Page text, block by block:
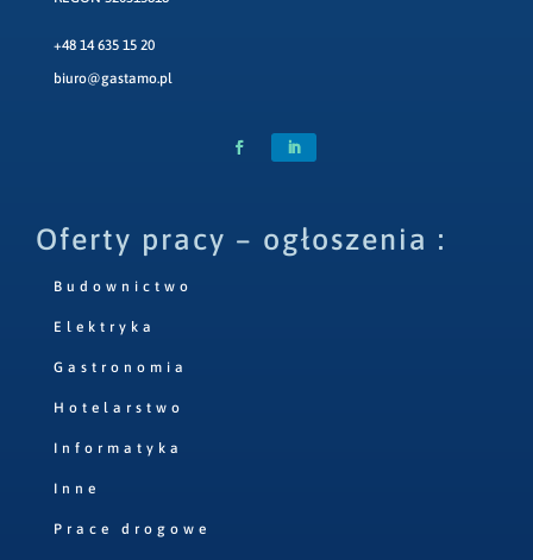
+48 14 635 15 20
biuro@gastamo.pl
Oferty pracy – ogłoszenia :
Budownictwo
Elektryka
Gastronomia
Hotelarstwo
Informatyka
Inne
Prace drogowe